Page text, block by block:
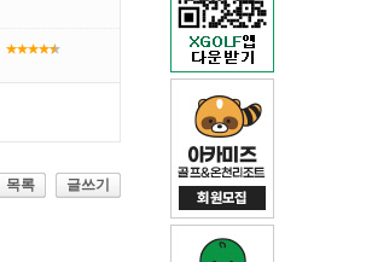
목록 글쓰기